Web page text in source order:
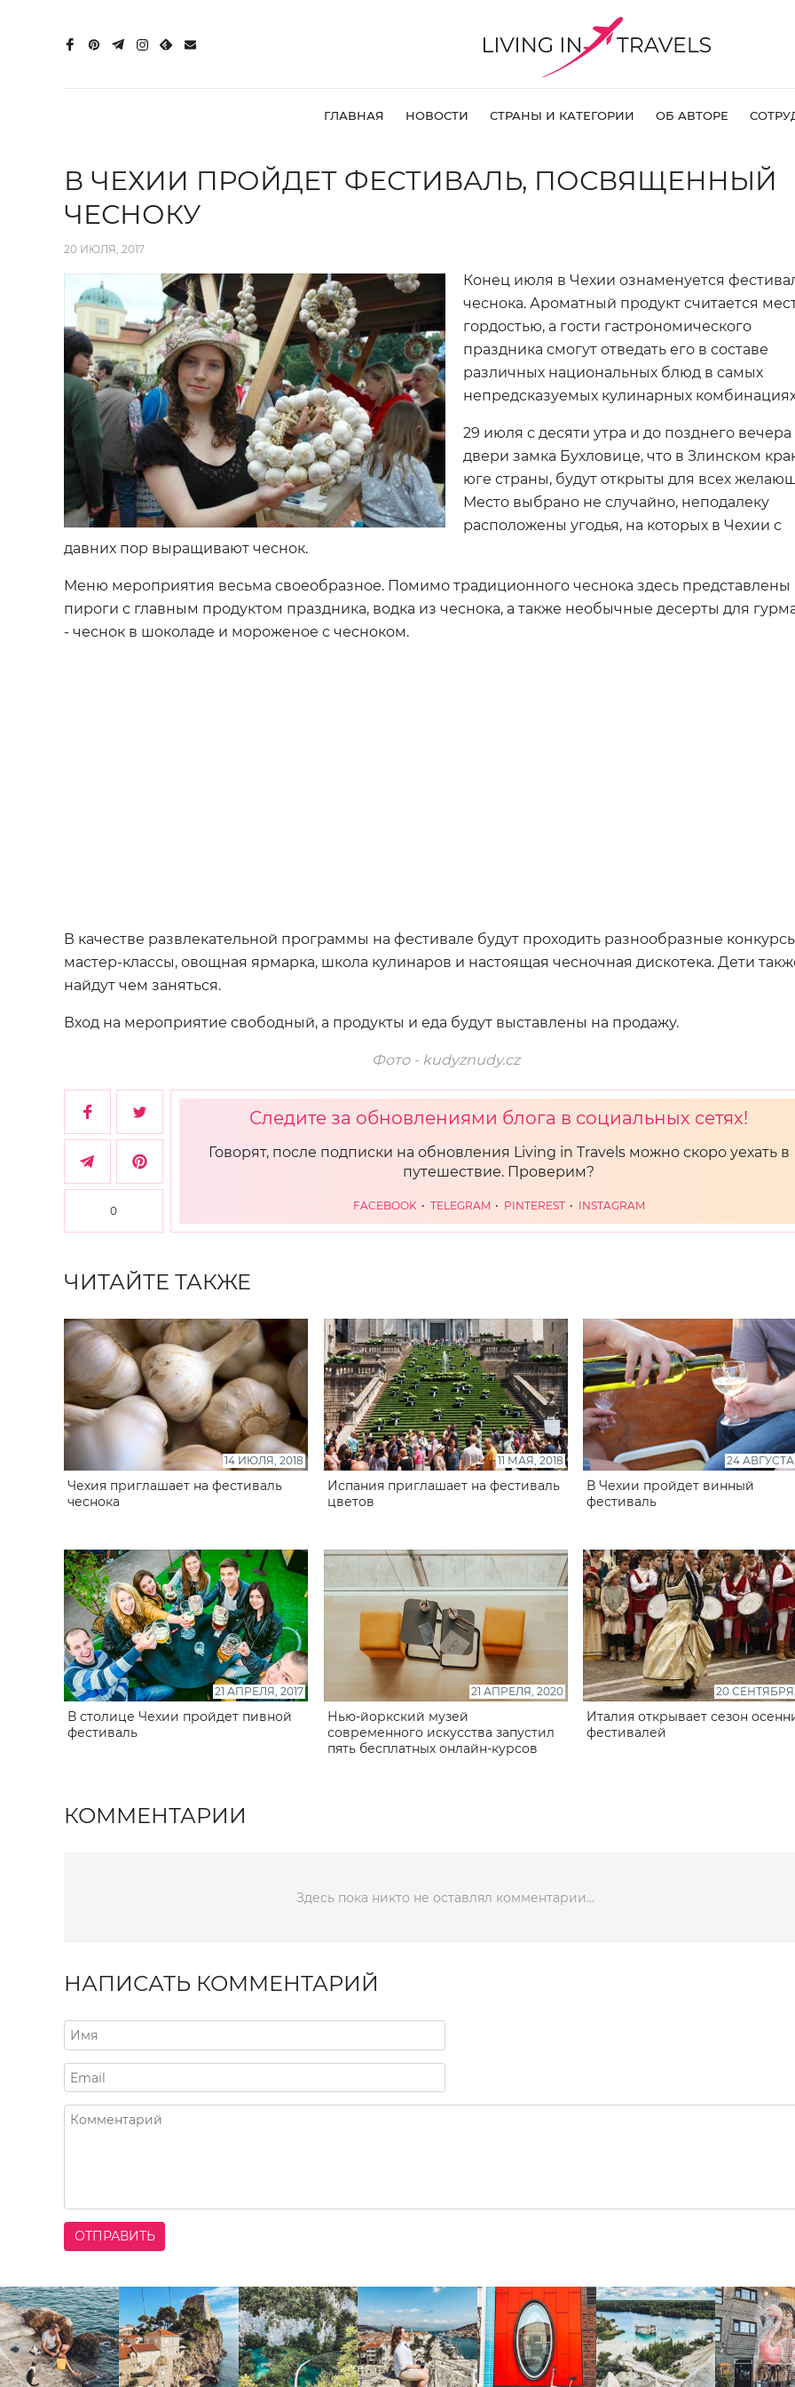
ГЛАВНАЯ НОВОСТИ СТРАНЫ И КАТЕГОРИИ ОБ АВТОРЕ
В ЧЕХИИ ПРОЙДЕТ ФЕСТИВАЛЬ, ПОСВЯЩЕННЫЙ
ЧЕСНОКУ
20 ИЮЛЯ, 2017
Конец июля в Чехии ознаменуется
чеснока. Ароматный продукт считается
гордостью, а гости гастрономического
праздника смогут отведать его в составе
различных национальных блюд в самых
непредсказуемых кулинарных
29 июля с десяти утра и до позднего вечера
двери замка Бухловице, что в Злинском
юге страны, будут открыты для всех
Место выбрано не случайно, неподалеку
расположены угодья, на которых в Чехии с
давних пор выращивают чеснок.
Меню мероприятия весьма своеобразное. Помимо традиционного чеснока здесь представлены
пироги с главным продуктом праздника, водка из чеснока, а также необычные десерты для
- чеснок в шоколаде и мороженое с чесноком.
В качестве развлекательной программы на фестивале будут проходить разнообразные
мастер-классы, овощная ярмарка, школа кулинаров и настоящая чесночная дискотека. Дети
найдут чем заняться.
Вход на мероприятие свободный, а продукты и еда будут выставлены на продажу.
Фото - kudyznudy.cz
0
Следите за обновлениями блога в социальных сетях!
Говорят, после подписки на обновления Living in Travels можно скоро уехать в
путешествие. Проверим?
FACEBOOK TELEGRAM PINTEREST INSTAGRAM
ЧИТАЙТЕ ТАКЖЕ
14 ИЮЛЯ, 2018
Чехия приглашает на фестиваль
чеснока
11 МАЯ, 2018
Испания приглашает на фестиваль
цветов
24
В Чехии пройдет винный
фестиваль
21 АПРЕЛЯ, 2017
В столице Чехии пройдет пивной
фестиваль
21 АПРЕЛЯ, 2020
Нью-йоркский музей
современного искусства запустил
пять бесплатных онлайн-курсов
20 СЕНТЯБРЯ,
Италия открывает сезон
фестивалей
КОММЕНТАРИИ
Здесь пока никто не оставлял комментарии...
НАПИСАТЬ КОММЕНТАРИЙ
ОТПРАВИТЬ